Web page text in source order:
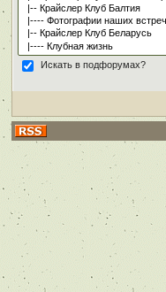
Искать в подфорумах?